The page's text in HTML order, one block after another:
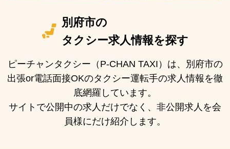
別府市の
タクシー求人情報を探す
ピーチャンタクシー（P-CHAN TAXI）は、別府市の
出張or電話面接OKのタクシー運転手の求人情報を徹
底網羅しています。
サイトで公開中の求人だけでなく、非公開求人を会
員様にだけ紹介します。